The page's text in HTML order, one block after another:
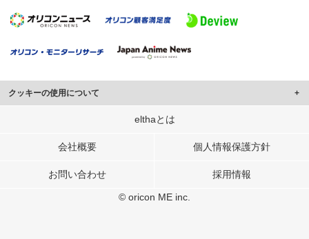
クッキーの使用について
このサイトでは Cookie を使用して、ユーザーに合わせたコンテンツや広告の
行っています。
メディアや広告配信、データ解析の各パートナーに提供しています。
elthaとは
会社概要 個人情報保護方針
お問い合わせ 採用情報
© oricon ME inc.